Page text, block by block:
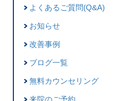
よくあるご質問(Q&A)
お知らせ
改善事例
ブログ一覧
無料カウンセリング
来院のご予約